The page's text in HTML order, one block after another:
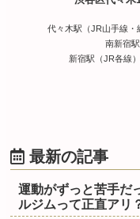
代々木駅（JR山手線・
南新宿
新宿駅（JR各線
最新の記事
運動がずっと苦手だ
ルジムって正直アリ